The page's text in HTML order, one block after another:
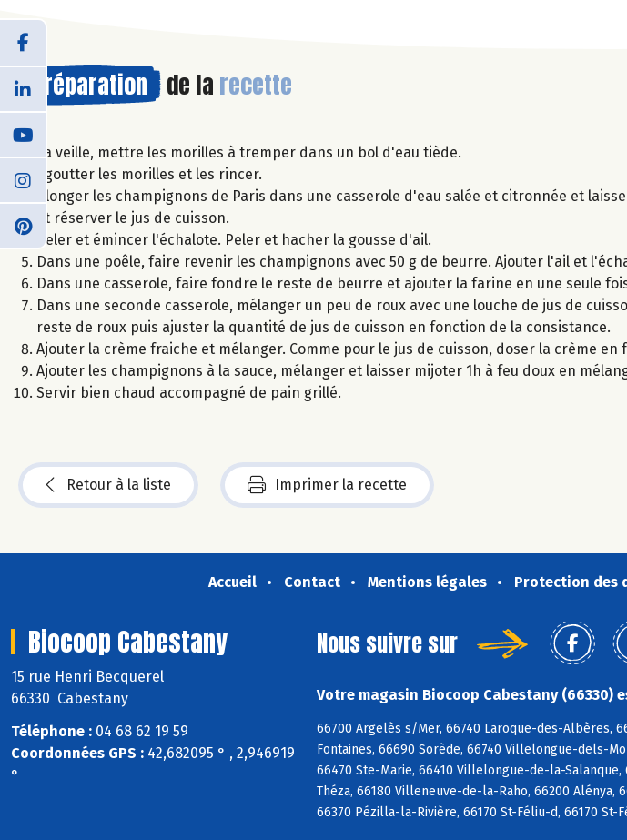
Préparation de la recette
La veille, mettre les morilles à tremper dans un bol d'eau tiède.
Egoutter les morilles et les rincer.
Plonger les champignons de Paris dans une casserole d'eau salée et citronnée et
et réserver le jus de cuisson.
Peler et émincer l'échalote. Peler et hacher la gousse d'ail.
Dans une poêle, faire revenir les champignons avec 50 g de beurre. Ajouter l'ail et
Dans une casserole, faire fondre le reste de beurre et ajouter la farine en une seule
Dans une seconde casserole, mélanger un peu de roux avec une louche de jus de
reste de roux puis ajuster la quantité de jus de cuisson en fonction de la consistance.
Ajouter la crème fraiche et mélanger. Comme pour le jus de cuisson, doser la crème
Ajouter les champignons à la sauce, mélanger et laisser mijoter 1h à feu doux en
Servir bien chaud accompagné de pain grillé.
Retour à la liste Imprimer la recette
Accueil Contact Mentions légales Protection des
Biocoop Cabestany
15 rue Henri Becquerel
66330 Cabestany
Téléphone : 04 68 62 19 59
Coordonnées GPS : 42,682095 ° , 2,946919
°
Nous suivre sur
Votre magasin Biocoop Cabestany (66330)
66700 Argelès s/Mer, 66740 Laroque-des-Albères,
Fontaines, 66690 Sorède, 66740 Villelongue-dels-
66470 Ste-Marie, 66410 Villelongue-de-la-
Théza, 66180 Villeneuve-de-la-Raho, 66200 Alénya,
66370 Pézilla-la-Rivière, 66170 St-Féliu-d, 66170 St-